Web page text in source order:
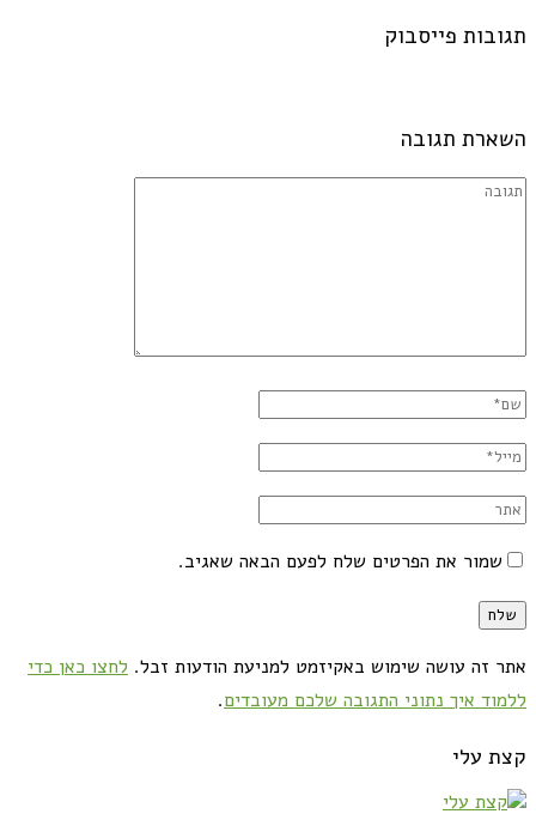
תגובות פייסבוק
השארת תגובה
שמור את הפרטים שלח לפעם הבאה שאגיב.
אתר זה עושה שימוש באקיזמט למניעת הודעות זבל. לחצו כאן כדי
ללמוד איך נתוני התגובה שלכם מעובדים.
קצת עלי